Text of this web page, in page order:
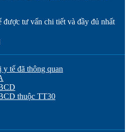
tư vấn chi tiết và đầy đủ nhất
tế đã thông quan
thuộc TT30